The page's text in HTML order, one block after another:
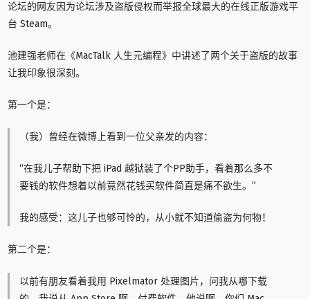
论坛的网友因为论坛涉及盗版侵权而举报全球最大的在线正版游戏平
台 Steam。
池建强老师在《MacTalk 人生元编程》中讲述了两个关于盗版的故事
让我印象很深刻。
第一个是：
（我）曾经在微博上看到一位父亲发的内容：
“在我儿子帮助下把 iPad 越狱装了个PP助手，看着那么多不
要钱的软件想着以前竟然花钱买软件简直是痛不欲生。”
我的感受：这儿子也够可怜的，从小就不知道偷盗为何物！
第二个是：
以前有朋友看着我用 Pixelmator 处理图片，问我从哪下载